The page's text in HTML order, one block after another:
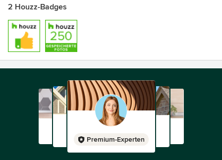
2 Houzz-Badges
Premium-Experten